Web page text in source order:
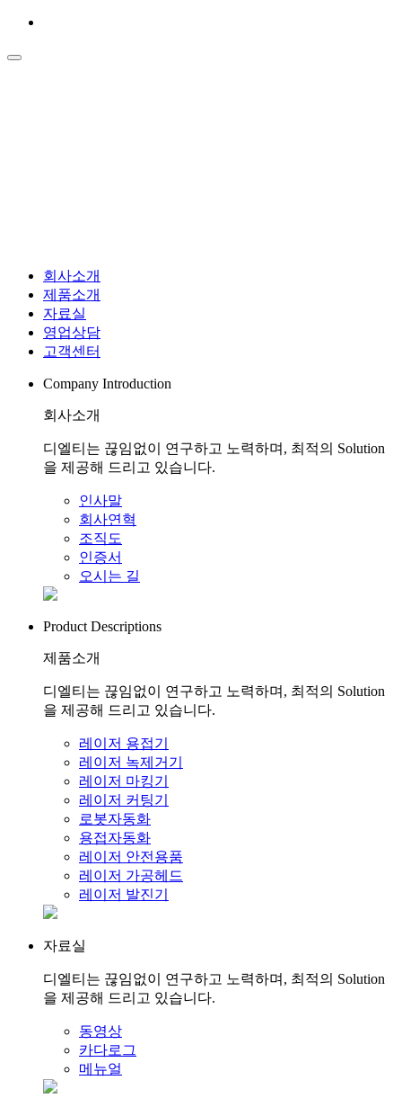
회사소개
제품소개
자료실
영업상담
고객센터
Company Introduction
회사소개
디엘티는 끊임없이 연구하고 노력하며, 최적의 Solution
을 제공해 드리고 있습니다.
인사말
회사연혁
조직도
인증서
오시는 길
Product Descriptions
제품소개
디엘티는 끊임없이 연구하고 노력하며, 최적의 Solution
을 제공해 드리고 있습니다.
레이저 용접기
레이저 녹제거기
레이저 마킹기
레이저 커팅기
로봇자동화
용접자동화
레이저 안전용품
레이저 가공헤드
레이저 발진기
자료실
디엘티는 끊임없이 연구하고 노력하며, 최적의 Solution
을 제공해 드리고 있습니다.
동영상
카다로그
메뉴얼